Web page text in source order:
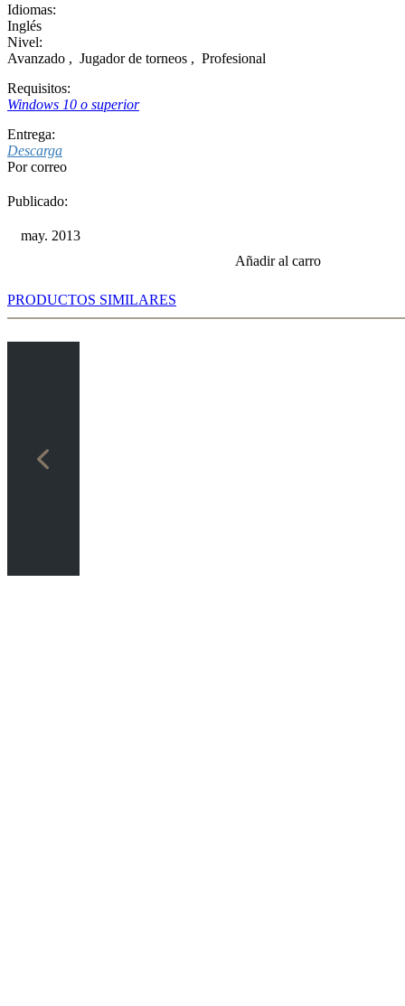
Idiomas:
Inglés
Nivel:
Avanzado , Jugador de torneos , Profesional
Requisitos:
Windows 10 o superior
Entrega:
Descarga
Por correo
Publicado:
may. 2013
Añadir al carro
PRODUCTOS SIMILARES